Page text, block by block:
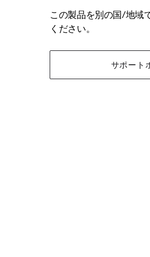
この製品を別の国/地域
ください。
サポート